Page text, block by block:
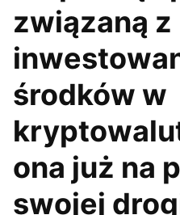
związaną z
środków w
ona już na
swojej